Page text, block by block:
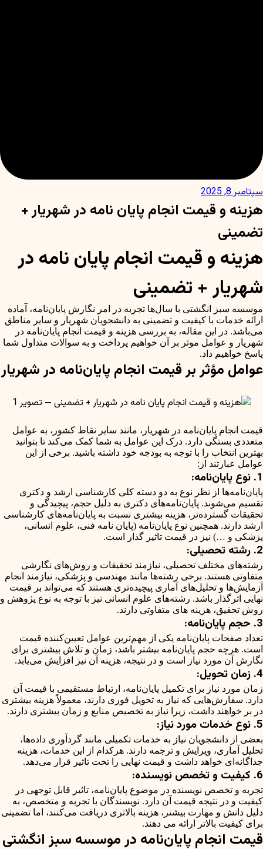
سپتامبر 8, 2025
هزینه و قیمت انجام پایان نامه در شهریار +
تضمینی
هزینه و قیمت انجام پایان نامه در
شهریار + تضمینی
موسسه سبز انگشتی با سال‌ها تجربه در امر نگارش پایان‌نامه، آماده
ارائه خدمات با کیفیت و تضمینی به دانشجویان شهریار و سایر مناطق
می‌باشد. در این مقاله، به بررسی هزینه و قیمت انجام پایان‌نامه در
شهریار و عوامل موثر بر آن خواهیم پرداخت و به سوالات متداول شما
پاسخ خواهیم داد.
عوامل مؤثر بر قیمت انجام پایان‌نامه در شهریار
قیمت انجام پایان‌نامه در شهریار، مانند سایر نقاط کشور، به عوامل
متعددی بستگی دارد. درک این عوامل به شما کمک می‌کند تا بتوانید
بهترین انتخاب را با توجه به بودجه خود داشته باشید. برخی از این
عوامل عبارتند از:
1. نوع پایان‌نامه:
پایان‌نامه‌ها از نظر نوع به دو دسته کلی کارشناسی ارشد و دکتری
تقسیم می‌شوند. پایان‌نامه‌های دکتری به دلیل حجم، پیچیدگی و
تحقیقات گسترده‌تر، هزینه بیشتری نسبت به پایان‌نامه‌های کارشناسی
ارشد دارند. همچنین نوع پایان‌نامه (پایان نامه فنی، علوم انسانی،
پزشکی و …) نیز در قیمت تاثیر گذار است.
2. رشته تحصیلی:
رشته‌های مختلف تحصیلی، نیازمند تحقیقات و روش‌های نگارشی
متفاوتی هستند. برخی رشته‌ها مانند مهندسی و پزشکی، نیازمند انجام
آزمایش‌ها و تحلیل‌های آماری پیچیده‌تری هستند که می‌تواند بر قیمت
نهایی اثرگذار باشد. رشته‌های علوم انسانی نیز با توجه به نوع پژوهش و
روش تحقیق، هزینه های متفاوتی دارند.
3. حجم پایان‌نامه:
تعداد صفحات پایان‌نامه یکی از مهم‌ترین عوامل تعیین‌کننده قیمت
است. هرچه حجم پایان‌نامه بیشتر باشد، زمان و تلاش بیشتری برای
نگارش آن مورد نیاز است و در نتیجه، هزینه آن نیز افزایش می‌یابد.
4. زمان تحویل:
زمان مورد نیاز برای تکمیل پایان‌نامه، ارتباط مستقیمی با قیمت آن
دارد. سفارش‌هایی که نیاز به تحویل فوری دارند، معمولاً هزینه بیشتری
در بر خواهند داشت، زیرا نیاز به تخصیص منابع و زمان بیشتری دارند.
5. نوع خدمات مورد نیاز:
بعضی از دانشجویان نیاز به خدمات تکمیلی مانند گردآوری داده‌ها،
تحلیل آماری، ویرایش و ترجمه دارند. هرکدام از این خدمات، هزینه
جداگانه‌ای خواهد داشت و قیمت نهایی را تحت تاثیر قرار می‌دهد.
6. کیفیت و تخصص نویسنده:
تجربه و تخصص نویسنده در موضوع پایان‌نامه، تاثیر قابل توجهی در
کیفیت و در نتیجه قیمت آن دارد. نویسندگان با تجربه و متخصص، به
دلیل دانش و مهارت بیشتر، هزینه بالاتری دریافت می‌کنند، اما تضمینی
برای کیفیت بالاتر ارائه می دهند.
قیمت انجام پایان‌نامه در موسسه سبز انگشتی